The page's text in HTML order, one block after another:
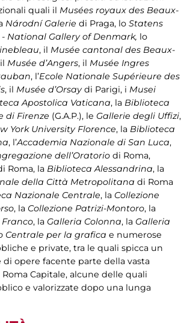
quali il Musées royaux des Beaux-
Národní Galerie di Praga, lo Statens
National Gallery of Denmark, lo
, il Musée cantonal des Beaux-
Musée d’Angers, il Musée Ingres
, l’Ecole Nationale Supérieure des
, il Musée d’Orsaydi Parigi, i Musei
Apostolica Vaticana, la Biblioteca
di Firenze (G.A.P.), le Gallerie degli Uffizi,
York University Florence, la Biblioteca
, l’Accademia Nazionale di San Luca,
dell’Oratorio di Roma,
Roma, la Biblioteca Alessandrina, la
della Città Metropolitana di Roma
Nazionale Centrale, la Collezione
, la Collezione Patrizi-Montoro, la
Franco, la Galleria Colonna, la Galleria
Centrale per la grafica e numerose
e private, tra le quali spicca un
opere facente parte della vasta
Capitale, alcune delle quali
e valorizzate dopo una lunga